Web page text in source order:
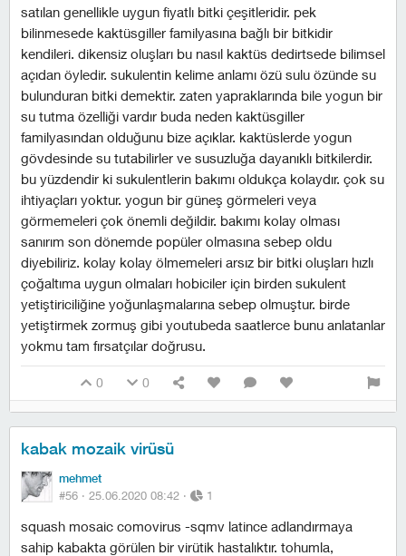
satılan genellikle uygun fiyatlı bitki çeşitleridir. pek
bilinmesede kaktüsgiller familyasına bağlı bir bitkidir
kendileri. dikensiz oluşları bu nasıl kaktüs dedirtsede bilimsel
açıdan öyledir. sukulentin kelime anlamı özü sulu özünde su
bulunduran bitki demektir. zaten yapraklarında bile yogun bir
su tutma özelliği vardır buda neden kaktüsgiller
familyasından olduğunu bize açıklar. kaktüslerde yogun
gövdesinde su tutabilirler ve susuzluğa dayanıklı bitkilerdir.
bu yüzdendir ki sukulentlerin bakımı oldukça kolaydır. çok su
ihtiyaçları yoktur. yogun bir güneş görmeleri veya
görmemeleri çok önemli değildir. bakımı kolay olması
sanırım son dönemde popüler olmasına sebep oldu
diyebiliriz. kolay kolay ölmemeleri arsız bir bitki oluşları hızlı
çoğaltıma uygun olmaları hobiciler için birden sukulent
yetiştiriciliğine yoğunlaşmalarına sebep olmuştur. birde
yetiştirmek zormuş gibi youtubeda saatlerce bunu anlatanlar
yokmu tam fırsatçılar doğrusu.
0 0
kabak mozaik virüsü
mehmet
#56 · 25.06.2020 08:42 · 1
squash mosaic comovirus -sqmv latince adlandırmaya
sahip kabakta görülen bir virütik hastalıktır. tohumla,